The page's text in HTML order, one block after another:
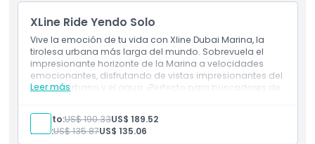
Cosas a Saber
Punto de Inicio y Fin
Ubicación
Términos y Condiciones
mismo horario
XLine Ride Yendo Solo
Vive la emoción de tu vida con Xline Dubai Marina, la
tirolesa urbana más larga del mundo. Sobrevuela el
impresionante horizonte de la Marina a velocidades
emocionantes, disfrutando de vistas impresionantes del
paisaje urbano y el agua. ¡Perfecto para buscadores de
Dubái!
Leer más
Incluye
Ir solo
Adulto:US$ 190.33US$ 189.52
Niño:US$ 135.87US$ 135.06